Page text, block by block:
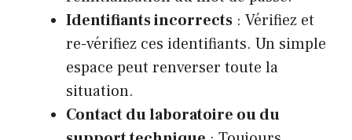
Identifiants incorrects : Vérifiez et
re-vérifiez ces identifiants. Un simple
espace peut renverser toute la
situation.
Contact du laboratoire ou du